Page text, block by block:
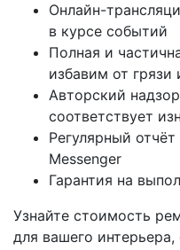
Онлайн-
в курсе событий
Полная и
избавим от грязи
Авторский
соответствует
Регулярный
Messenger
Гарантия на
Узнайте стоимость
для вашего